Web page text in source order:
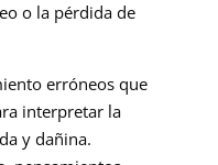
o la pérdida de
erróneos que
interpretar la
y dañina.